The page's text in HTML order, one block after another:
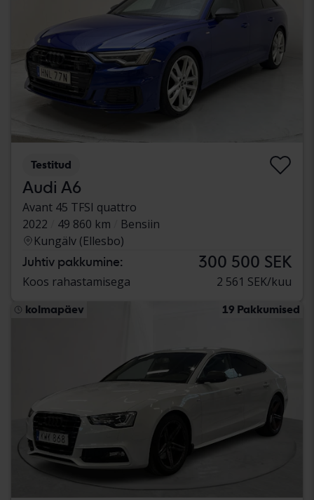
Testitud
Audi A6
Avant 45 TFSI quattro
2022
49 860 km
Bensiin
Kungälv (Ellesbo)
Juhtiv pakkumine: 300 500 SEK
Koos rahastamisega 2 561 SEK/kuu
kolmapäev 19 Pakkumised